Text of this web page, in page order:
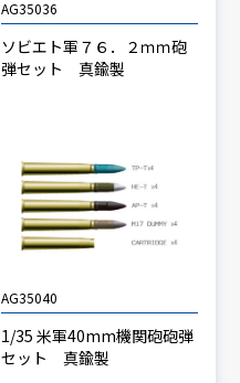
AG35036
ソビエト軍７６．２ｍｍ砲
弾セット 真鍮製
AG35040
1/35 米軍40mm機関砲砲弾
セット 真鍮製